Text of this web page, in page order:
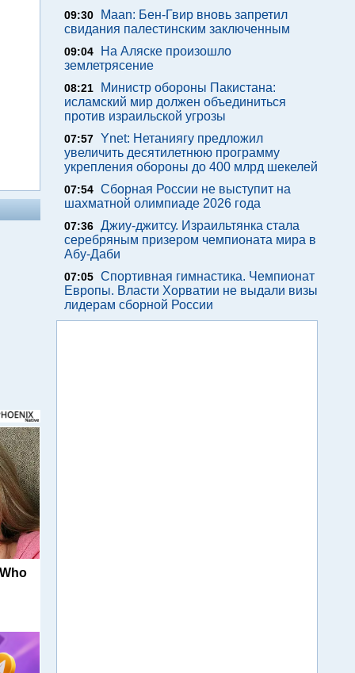
09:30
Maan: Бен-Гвир вновь запретил
свидания палестинским заключенным
09:04
На Аляске произошло
землетрясение
08:21
Министр обороны Пакистана:
исламский мир должен объединиться
против израильской угрозы
07:57 Ynet: Нетаниягу предложил
увеличить десятилетнюю программу
укрепления обороны до 400 млрд шекелей
07:54 Сборная России не выступит на
шахматной олимпиаде 2026 года
07:36 Джиу-джитсу. Израильтянка стала
серебряным призером чемпионата мира в
Абу-Даби
07:05 Спортивная гимнастика. Чемпионат
Европы. Власти Хорватии не выдали визы
лидерам сборной России